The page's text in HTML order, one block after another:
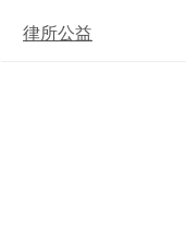
律所公益